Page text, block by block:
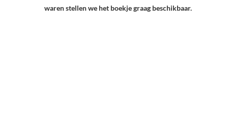
waren stellen we het boekje graag beschikbaar.